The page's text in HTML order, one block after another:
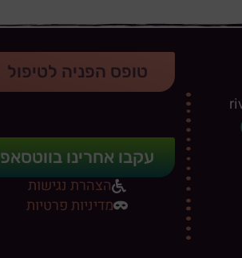
טופס הפניה לטיפול
עקבו אחרינו בווטסאפ
הצהרת נגישות
מדיניות פרטיות